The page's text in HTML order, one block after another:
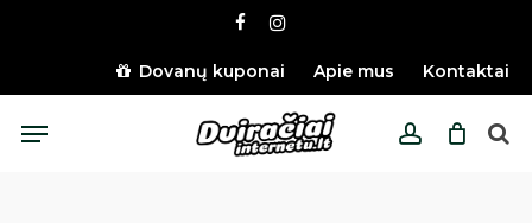
content
facebookinstagram
Dovanų kuponai Apie mus Kontaktai
account
Menu